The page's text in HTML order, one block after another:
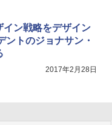
イン戦略をデザイン
ントのジョナサン・
2017年2月28日